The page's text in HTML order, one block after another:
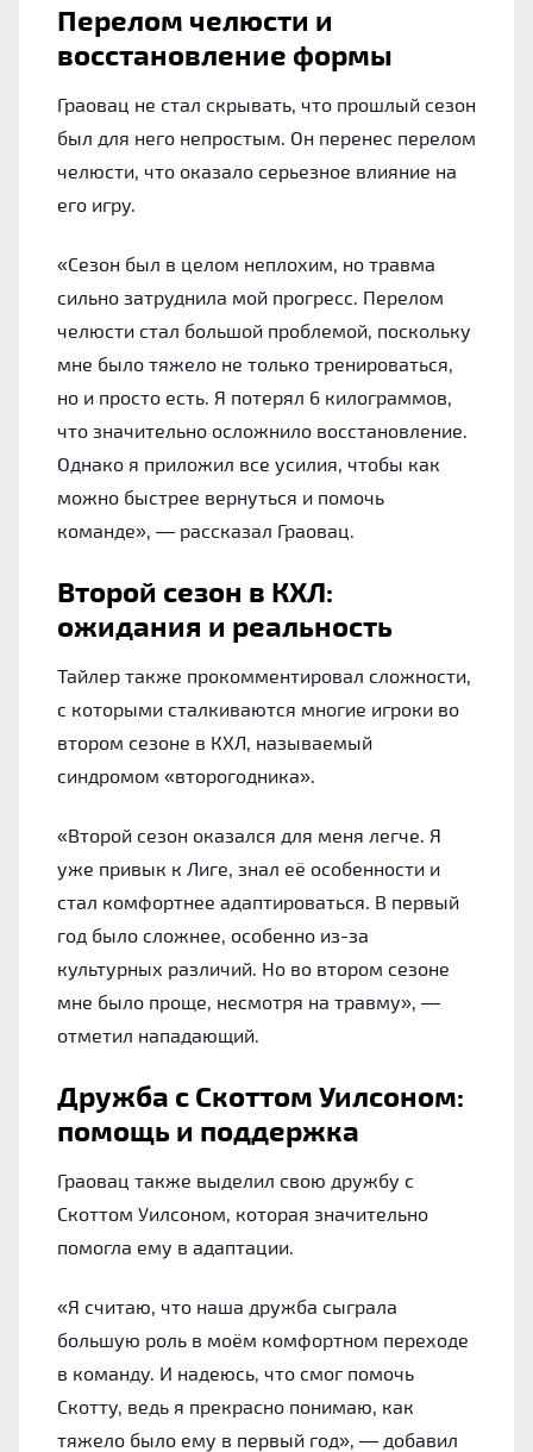
Перелом челюсти и
восстановление формы
Граовац не стал скрывать, что прошлый сезон
был для него непростым. Он перенес перелом
челюсти, что оказало серьезное влияние на
его игру.
«Сезон был в целом неплохим, но травма
сильно затруднила мой прогресс. Перелом
челюсти стал большой проблемой, поскольку
мне было тяжело не только тренироваться,
но и просто есть. Я потерял 6 килограммов,
что значительно осложнило восстановление.
Однако я приложил все усилия, чтобы как
можно быстрее вернуться и помочь
команде», — рассказал Граовац.
Второй сезон в КХЛ:
ожидания и реальность
Тайлер также прокомментировал сложности,
с которыми сталкиваются многие игроки во
втором сезоне в КХЛ, называемый
синдромом «второгодника».
«Второй сезон оказался для меня легче. Я
уже привык к Лиге, знал её особенности и
стал комфортнее адаптироваться. В первый
год было сложнее, особенно из-за
культурных различий. Но во втором сезоне
мне было проще, несмотря на травму», —
отметил нападающий.
Дружба с Скоттом Уилсоном:
помощь и поддержка
Граовац также выделил свою дружбу с
Скоттом Уилсоном, которая значительно
помогла ему в адаптации.
«Я считаю, что наша дружба сыграла
большую роль в моём комфортном переходе
в команду. И надеюсь, что смог помочь
Скотту, ведь я прекрасно понимаю, как
тяжело было ему в первый год», — добавил